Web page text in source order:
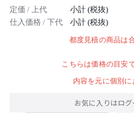
定価 / 上代 小計 (税抜)
仕入価格 / 下代 小計 (税抜)
都度見積の商品は
こちらは価格の目安
内容を元に個別に
お気に入りはロ